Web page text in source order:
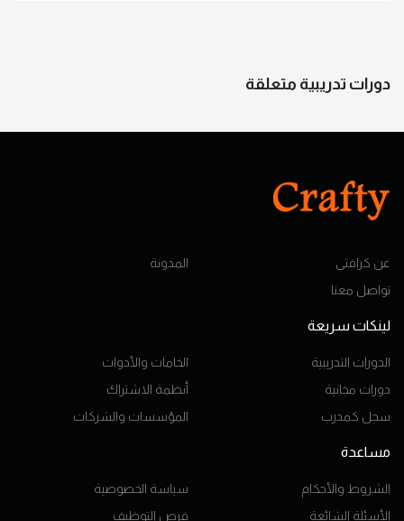
دورات تدريبية متعلقة
عن كرافتى
المدونة
تواصل معنا
لينكات سريعة
الدورات التدريبية
الخامات والأدوات
دورات مجانية
أنظمة الاشتراك
سجل كمدرب
المؤسسات والشركات
مساعدة
الشروط والأحكام
سياسة الخصوصية
الأسئلة الشائعة
فرص التوظيف